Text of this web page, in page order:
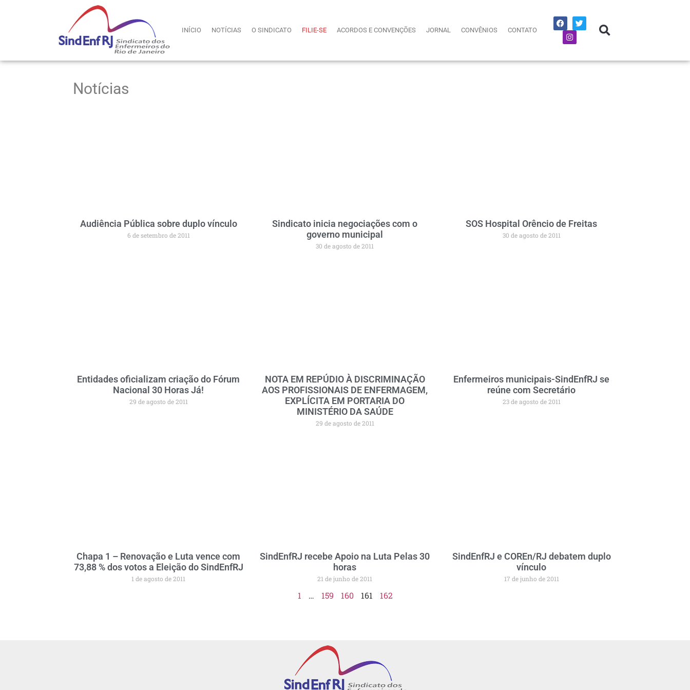
INÍCIO NOTÍCIAS O SINDICATO FILIE-SE ACORDOS E CONVENÇÕES JORNAL CONVÊNIOS CONTATO
Notícias
Audiência Pública sobre duplo vínculo
6 de setembro de 2011
Sindicato inicia negociações com o
governo municipal
30 de agosto de 2011
SOS Hospital Orêncio de Freitas
30 de agosto de 2011
Entidades oficializam criação do Fórum
Nacional 30 Horas Já!
29 de agosto de 2011
NOTA EM REPÚDIO À DISCRIMINAÇÃO
AOS PROFISSIONAIS DE ENFERMAGEM,
EXPLÍCITA EM PORTARIA DO
MINISTÉRIO DA SAÚDE
29 de agosto de 2011
Enfermeiros municipais-SindEnfRJ se
reúne com Secretário
23 de agosto de 2011
Chapa 1 – Renovação e Luta vence com
73,88 % dos votos a Eleição do SindEnfRJ
1 de agosto de 2011
SindEnfRJ recebe Apoio na Luta Pelas 30
horas
21 de junho de 2011
SindEnfRJ e COREn/RJ debatem duplo
vínculo
17 de junho de 2011
1 … 159 160 161 162